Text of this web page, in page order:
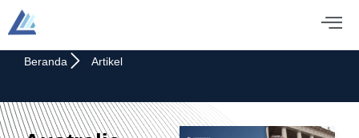
Beranda Artikel